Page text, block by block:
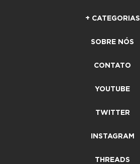
+ CATEGORIAS
SOBRE NÓS
CONTATO
YOUTUBE
TWITTER
INSTAGRAM
THREADS